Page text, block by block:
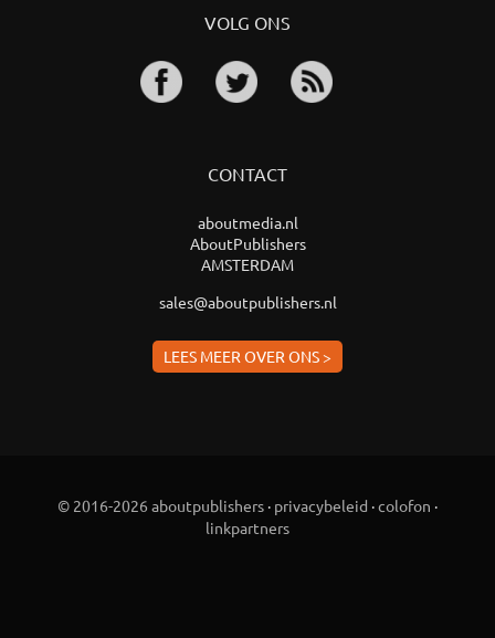
VOLG ONS
CONTACT
aboutmedia.nl
AboutPublishers
AMSTERDAM
sales@aboutpublishers.nl
LEES MEER OVER ONS >
© 2016-2026 aboutpublishers · privacybeleid ·colofon ·
linkpartners